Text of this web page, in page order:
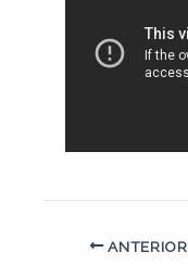
ANTERIOR